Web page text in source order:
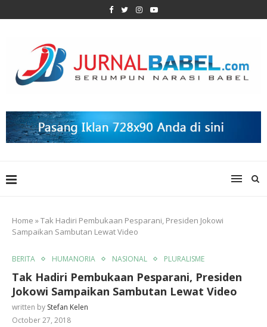
Home »Tak Hadiri Pembukaan Pesparani, Presiden Jokowi
Sampaikan Sambutan Lewat Video
BERITA HUMANORIA NASIONAL PLURALISME
Tak Hadiri Pembukaan Pesparani, Presiden
Jokowi Sampaikan Sambutan Lewat Video
written by Stefan Kelen
October 27, 2018